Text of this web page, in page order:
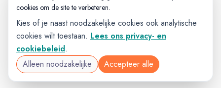
cookies om de site te verbeteren.
Kies of je naast noodzakelijke cookies ook analytische
cookies wilt toestaan. Lees ons privacy- en
cookiebeleid.
Alleen noodzakelijke
Accepteer alle